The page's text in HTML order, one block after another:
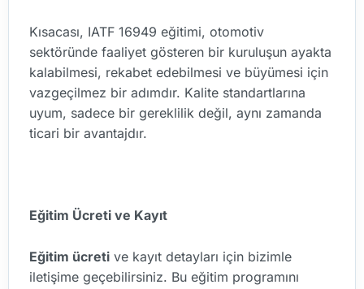
Kısacası, IATF 16949 eğitimi, otomotiv
sektöründe faaliyet gösteren bir kuruluşun ayakta
kalabilmesi, rekabet edebilmesi ve büyümesi için
vazgeçilmez bir adımdır. Kalite standartlarına
uyum, sadece bir gereklilik değil, aynı zamanda
ticari bir avantajdır.
Eğitim Ücreti ve Kayıt
Eğitim ücreti ve kayıt detayları için bizimle
iletişime geçebilirsiniz. Bu eğitim programını